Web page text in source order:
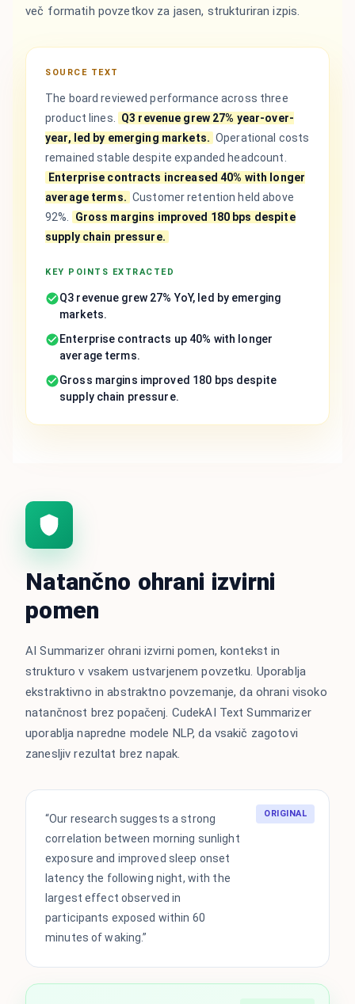
SOURCE TEXT
The board reviewed performance across three
product lines.
Q3 revenue grew 27% year-over-
year, led by emerging markets. Operational costs
remained stable despite expanded headcount.
Enterprise contracts increased 40% with longer
average terms. Customer retention held above
92%.
Gross margins improved 180 bps despite
supply chain pressure.
KEY POINTS EXTRACTED
Q3 revenue grew 27% YoY, led by emerging
markets.
Enterprise contracts up 40% with longer
average terms.
Gross margins improved 180 bps despite
supply chain pressure.
več formatih povzetkov za jasen, strukturiran izpis.
Natančno ohrani izvirni
pomen
AI Summarizer ohrani izvirni pomen, kontekst in
strukturo v vsakem ustvarjenem povzetku. Uporablja
ekstraktivno in abstraktno povzemanje, da ohrani visoko
natančnost brez popačenj. CudekAI Text Summarizer
uporablja napredne modele NLP, da vsakič zagotovi
zanesljiv rezultat brez napak.
ORIGINAL
“Our research suggests a strong
correlation between morning sunlight
exposure and improved sleep onset
latency the following night, with the
largest effect observed in
participants exposed within 60
minutes of waking.”